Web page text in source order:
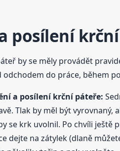
posílení
by se měly provádět
do práce, během
a posílení krční páteře:
Tlak by měl být vyrovnaný,
se krk uvolnil. Po chvíli
dejte na zátylek (dlaně